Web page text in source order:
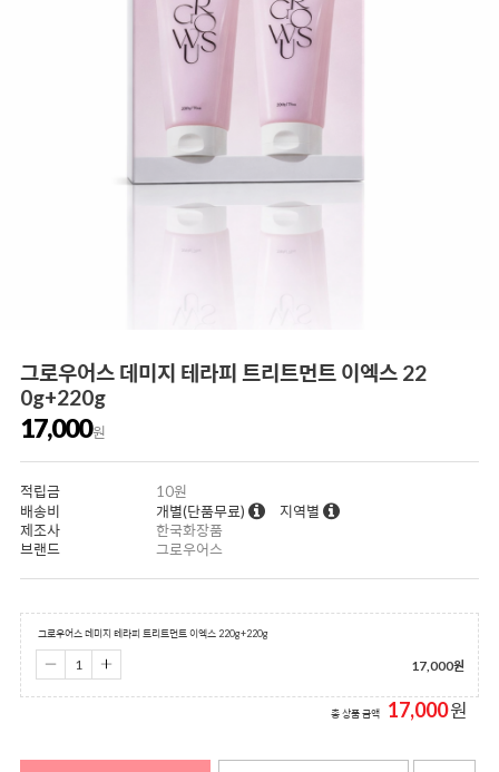
그로우어스 데미지 테라피 트리트먼트 이엑스 22
0g+220g
17,000원
적립금
10원
배송비
개별(단품무료)
지역별
제조사
한국화장품
브랜드
그로우어스
그로우어스 데미지 테라피 트리트먼트 이엑스 220g+220g
17,000원
총 상품 금액 17,000원